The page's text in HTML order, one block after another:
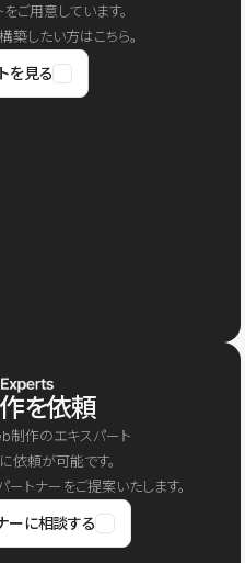
ご用意しています。
したい方はこちら。
を見る
を依頼
制作のエキスパート
依頼が可能です。
トナーをご提案いたします。
ーに相談する